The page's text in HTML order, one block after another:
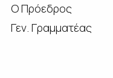
Ο
Γεν. Γραμματέας